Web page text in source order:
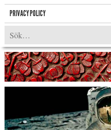
PRIVACY POLICY